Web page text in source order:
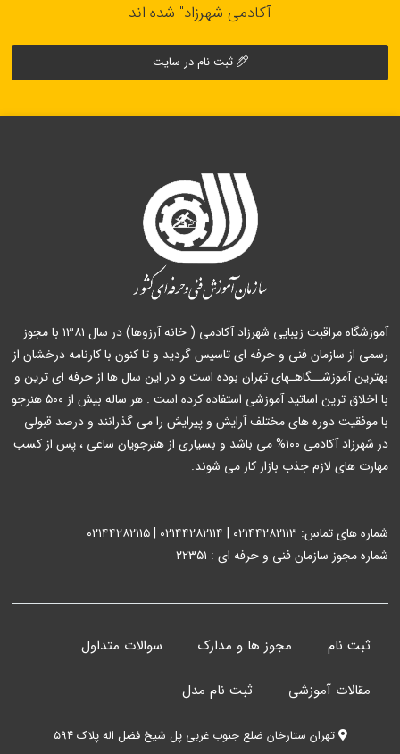
آکادمی شهرزاد" شده اند
ثبت نام در سایت
آموزشگاه مراقبت زیبایی شهرزاد آکادمی ( خانه آرزوها) در سال ۱۳۸۱ با مجوز
رسمی از سازمان فنی و حرفه ای تاسیس گردید و تا کنون با کارنامه درخشان از
بهترین آموزشــگاهـهای تهران بوده است و در این سال ها از حرفه ای ترین و
با اخلاق ترین اساتید آموزشی استفاده کرده است . هر ساله بیش از ۵۰۰ هنرجو
با موفقیت دوره های مختلف آرایش و پیرایش را می گذرانند و درصد قبولی
در شهرزاد آکادمی ۱۰۰% می باشد و بسیاری از هنرجویان ساعی ، پس از کسب
مهارت های لازم جذب بازار کار می شوند.
شماره های تماس: ۰۲۱۴۴۲۸۲۱۱۳ | ۰۲۱۴۴۲۸۲۱۱۴ | ۰۲۱۴۴۲۸۲۱۱۵
شماره مجوز سازمان فنی و حرفه ای : ۲۲۳۵۱
ثبت نام مجوز ها و مدارک سوالات متداول
مقالات آموزشی ثبت نام مدل
تهران ستارخان ضلع جنوب غربی پل شیخ فضل اله پلاک ۵۹۴